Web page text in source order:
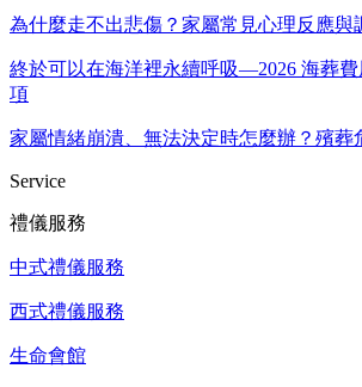
為什麼走不出悲傷？家屬常見心理反應與
終於可以在海洋裡永續呼吸—2026 海葬
項
家屬情緒崩潰、無法決定時怎麼辦？殯葬
Service
禮儀服務
中式禮儀服務
西式禮儀服務
生命會館